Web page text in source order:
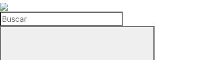
La
Hemeroteca
del
Buscar